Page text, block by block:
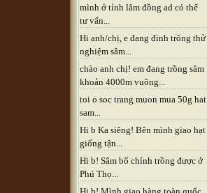
mình ở tỉnh lâm đồng ad có thể
tư vấn...
Hi anh/chị, e đang đinh trông thử
nghiệm sâm...
chào anh chị! em đang trồng sâm
khoản 4000m vuông...
toi o soc trang muon mua 50g hat
sam...
Hi b Ka siêng! Bên mình giao hạt
giống tận...
Hi b! Sâm bố chính trồng được ở
Phú Thọ...